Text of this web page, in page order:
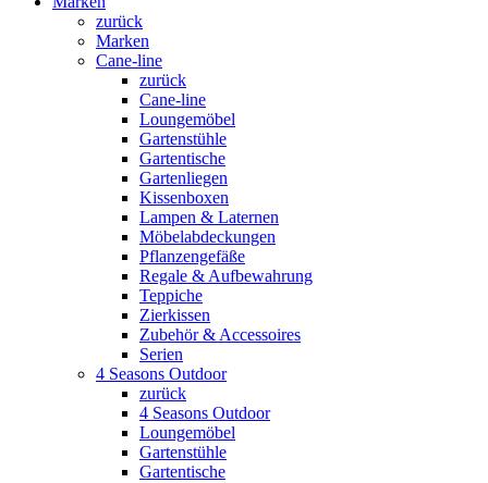
zurück
Marken
Cane-line
zurück
Cane-line
Loungemöbel
Gartenstühle
Gartentische
Gartenliegen
Kissenboxen
Lampen & Laternen
Möbelabdeckungen
Pflanzengefäße
Regale & Aufbewahrung
Teppiche
Zierkissen
Zubehör & Accessoires
Serien
4 Seasons Outdoor
zurück
4 Seasons Outdoor
Loungemöbel
Gartenstühle
Gartentische